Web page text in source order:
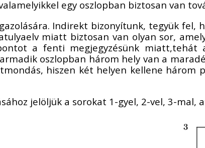
egy oszlopban biztosan van
Indirekt bizonyítunk, tegyük fel,
miatt biztosan van olyan sor,
a fenti megjegyzésünk
oszlopban három hely van a
hiszen két helyen kellene
jelöljük a sorokat 1-gyel, 2-vel, 3-mal,